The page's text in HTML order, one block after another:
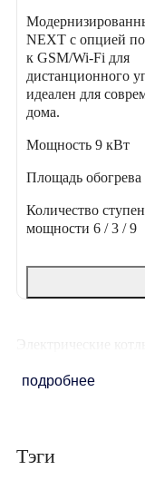
NEXT с опцией
к GSM/Wi-Fi для
дистанционного
идеален для
дома.
Мощность 9 кВт
Площадь обогрева
Количество
мощности 6 / 3 / 9
Электрические
подробнее
Тэги